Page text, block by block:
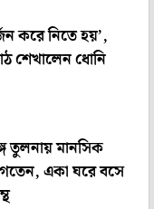
করে নিতে হয়’,
শেখালেন ধোনি
তুলনায় মানসিক
একা ঘরে বসে